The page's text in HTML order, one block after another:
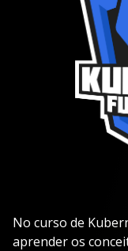
No curso de
aprender os